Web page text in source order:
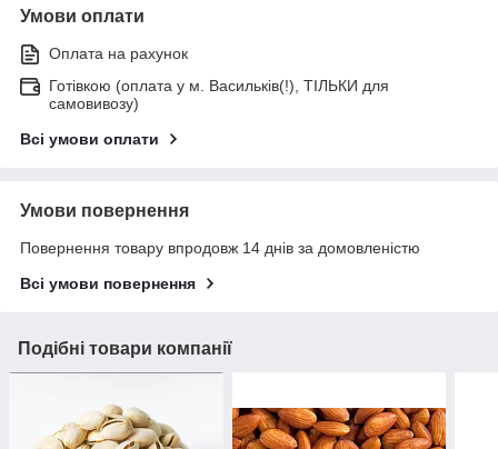
Умови оплати
Оплата на рахунок
Готівкою (оплата у м. Васильків(!), ТІЛЬКИ для
самовивозу)
Всі умови оплати
Умови повернення
Повернення товару впродовж 14 днів за домовленістю
Всі умови повернення
Подібні товари компанії